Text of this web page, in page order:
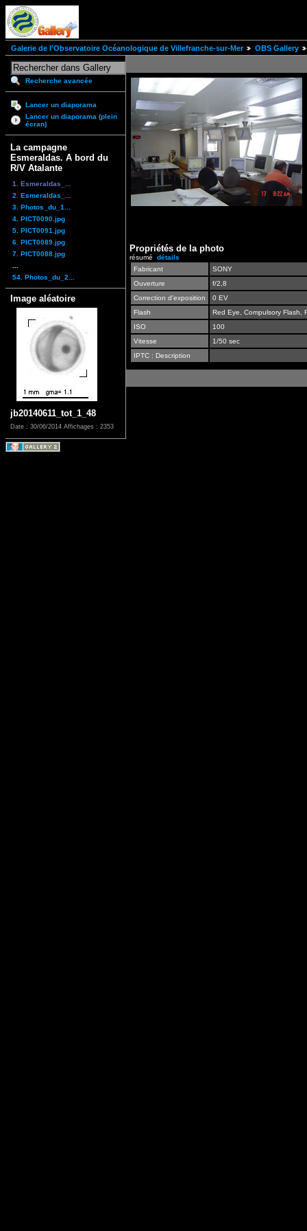
Galerie de l'Observatoire Océanologique de Villefranche-sur-Mer OBS Gallery
Recherche avancée
Lancer un diaporama
Lancer un diaporama (plein
écran)
La campagne
Esmeraldas. A bord du
R/V Atalante
1. Esmeraldas_...
2. Esmeraldas_...
3. Photos_du_1...
4. PICT0090.jpg
5. PICT0091.jpg
6. PICT0089.jpg
7. PICT0088.jpg
54. Photos_du_2...
Image aléatoire
jb20140611_tot_1_48
Date : 30/06/2014 Affichages : 2353
Propriétés de la photo
résumé détails
Fabricant
SONY
Ouverture
f/2,8
Correction d'exposition
0 EV
Flash
Red Eye, Compulsory Flash,
ISO
100
Vitesse
1/50 sec
IPTC : Description